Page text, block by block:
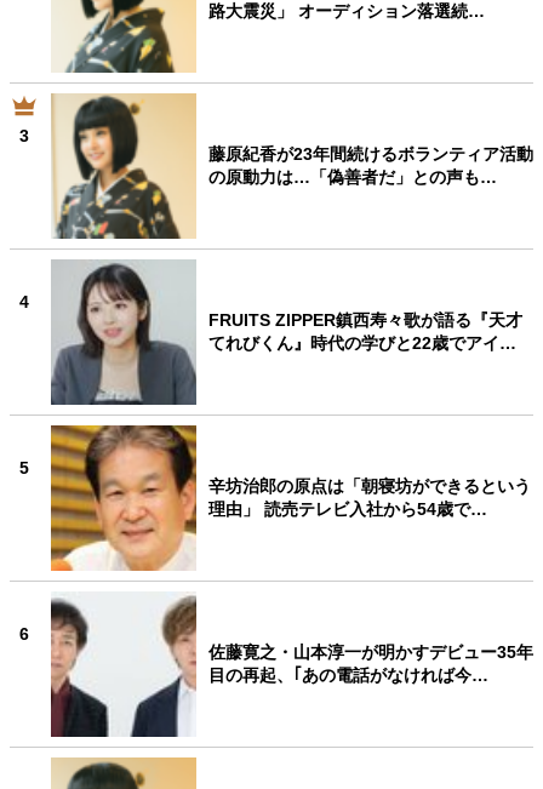
路大震災」 オーディション落選続…
3
藤原紀香が23年間続けるボランティア活動
の原動力は…「偽善者だ」との声も…
4
FRUITS ZIPPER鎮西寿々歌が語る『天才
てれびくん』時代の学びと22歳でアイ…
5
辛坊治郎の原点は「朝寝坊ができるという
理由」 読売テレビ入社から54歳で…
6
佐藤寛之・山本淳一が明かすデビュー35年
目の再起、｢あの電話がなければ今…